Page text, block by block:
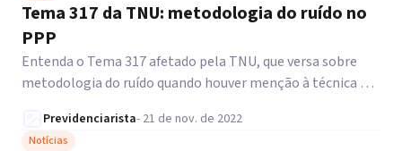
Tema 317 da TNU: metodologia do ruído no
PPP
Entenda o Tema 317 afetado pela TNU, que versa sobre
metodologia do ruído quando houver menção à técnica da
Previdenciarista- 21 de nov. de 2022
Notícias